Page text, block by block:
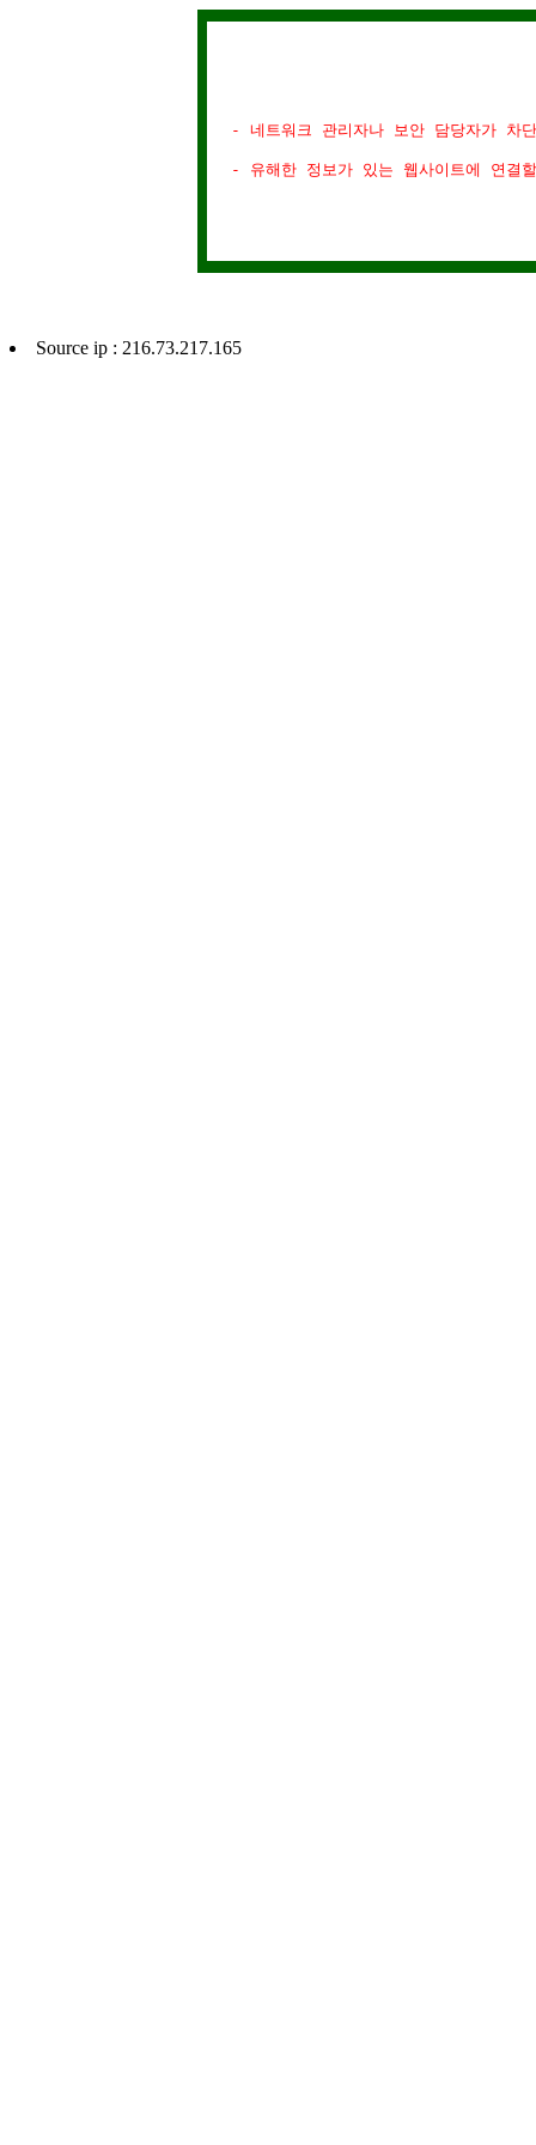
- 네트워크 관리자나 보안 담당자가 차
- 유해한 정보가 있는 웹사이트에 연결
Source ip : 216.73.217.165